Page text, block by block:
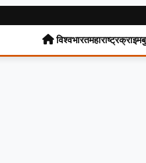
विश्वभारतमहाराष्ट्रक्राइम